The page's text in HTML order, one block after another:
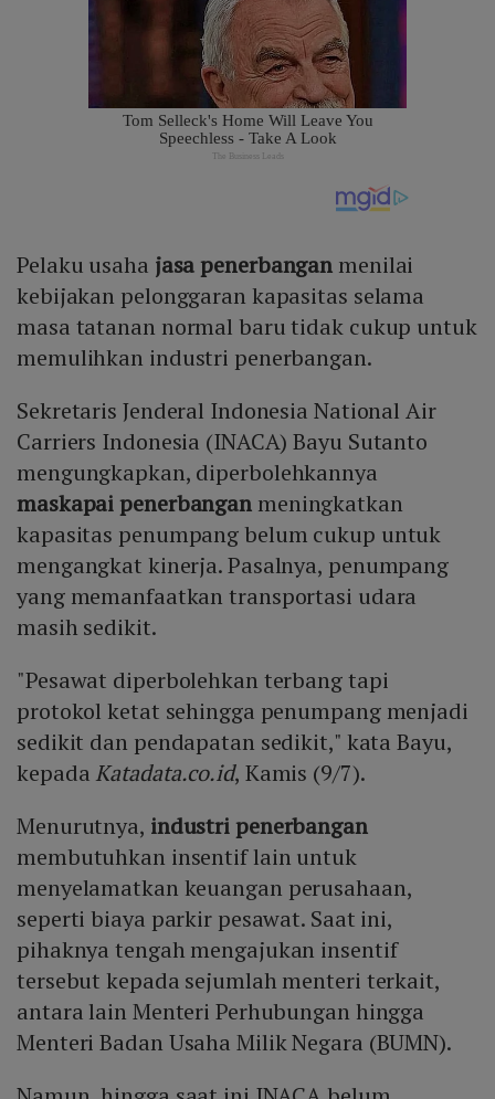
Pelaku usaha jasa penerbangan menilai
kebijakan pelonggaran kapasitas selama
masa tatanan normal baru tidak cukup untuk
memulihkan industri penerbangan.
Sekretaris Jenderal Indonesia National Air
Carriers Indonesia (INACA) Bayu Sutanto
mengungkapkan, diperbolehkannya
maskapai penerbangan meningkatkan
kapasitas penumpang belum cukup untuk
mengangkat kinerja. Pasalnya, penumpang
yang memanfaatkan transportasi udara
masih sedikit.
"Pesawat diperbolehkan terbang tapi
protokol ketat sehingga penumpang menjadi
sedikit dan pendapatan sedikit," kata Bayu,
kepada Katadata.co.id, Kamis (9/7).
Menurutnya, industri penerbangan
membutuhkan insentif lain untuk
menyelamatkan keuangan perusahaan,
seperti biaya parkir pesawat. Saat ini,
pihaknya tengah mengajukan insentif
tersebut kepada sejumlah menteri terkait,
antara lain Menteri Perhubungan hingga
Menteri Badan Usaha Milik Negara (BUMN).